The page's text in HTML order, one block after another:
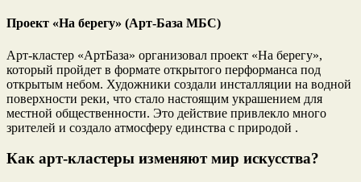
Проект «На берегу» (Арт-База МБС)
Арт-кластер «АртБаза» организовал проект «На берегу»,
который пройдет в формате открытого перформанса под
открытым небом. Художники создали инсталляции на водной
поверхности реки, что стало настоящим украшением для
местной общественности. Это действие привлекло много
зрителей и создало атмосферу единства с природой .
Как арт-кластеры изменяют мир искусства?